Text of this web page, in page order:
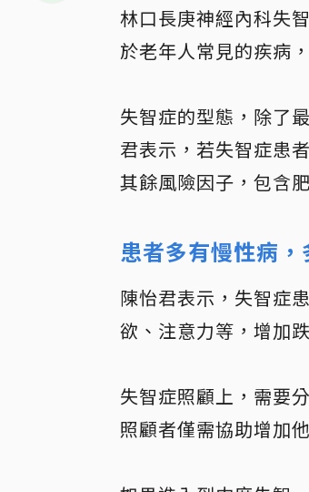
林口長庚神經內科失
於老年人常見的疾病
失智症的型態，除了
君表示，若失智症患
其餘風險因子，包含
患者多有慢性病
陳怡君表示，失智症
欲、注意力等，增加
失智症照顧上，需要
照顧者僅需協助增加